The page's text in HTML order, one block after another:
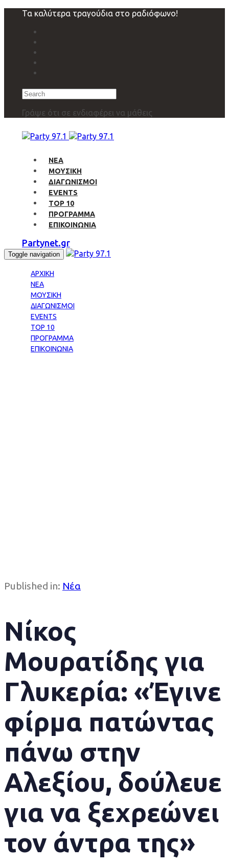
navigation
Τα καλύτερα τραγούδια στο ραδιόφωνο!
Search
Γράψε ότι σε ενδιαφέρει να μάθεις
ΝΕΑ
ΜΟΥΣΙΚΗ
ΔΙΑΓΩΝΙΣΜΟΙ
EVENTS
TOP 10
ΠΡΟΓΡΑΜΜΑ
ΕΠΙΚΟΙΝΩΝΙΑ
Partynet.gr
Toggle navigation
ΑΡΧΙΚΗ
ΝΕΑ
ΜΟΥΣΙΚΗ
ΔΙΑΓΩΝΙΣΜΟΙ
EVENTS
TOP 10
ΠΡΟΓΡΑΜΜΑ
ΕΠΙΚΟΙΝΩΝΙΑ
Published in: Νέα
Νίκος
Μουρατίδης για
Γλυκερία: «Έγινε
φίρμα πατώντας
πάνω στην
Αλεξίου, δούλευε
για να ξεχρεώνει
τον άντρα της»